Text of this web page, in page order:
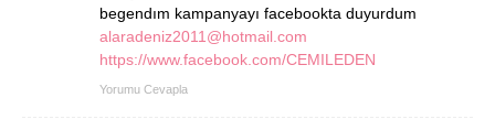
begendım kampanyayı facebookta duyurdum
alaradeniz2011@hotmail.com
https://www.facebook.com/CEMILEDEN
Yorumu Cevapla